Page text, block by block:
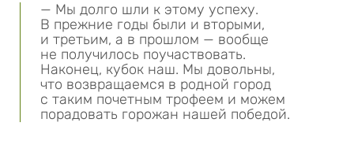
— Мы долго шли к этому успеху.
В прежние годы были и вторыми,
и третьим, а в прошлом — вообще
не получилось поучаствовать.
Наконец, кубок наш. Мы довольны,
что возвращаемся в родной город
с таким почетным трофеем и можем
порадовать горожан нашей победой.